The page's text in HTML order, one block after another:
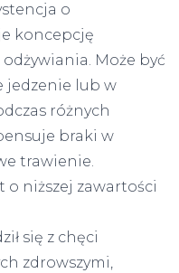
o
koncepcję
Może być
jedzenie lub w
różnych
braki w
trawienie.
o niższej zawartości
się z chęci
zdrowszymi,